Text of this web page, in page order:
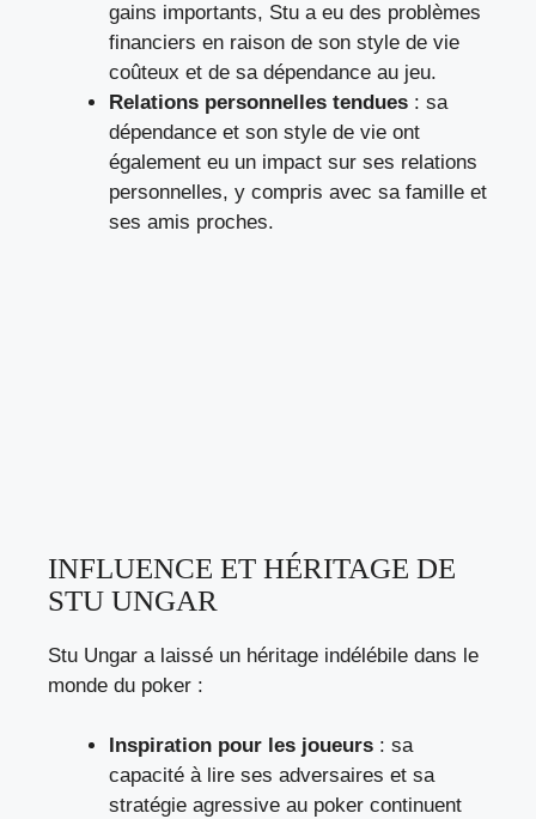
gains importants, Stu a eu des problèmes
financiers en raison de son style de vie
coûteux et de sa dépendance au jeu.
Relations personnelles tendues : sa
dépendance et son style de vie ont
également eu un impact sur ses relations
personnelles, y compris avec sa famille et
ses amis proches.
INFLUENCE ET HÉRITAGE DE
STU UNGAR
Stu Ungar a laissé un héritage indélébile dans le
monde du poker :
Inspiration pour les joueurs : sa
capacité à lire ses adversaires et sa
stratégie agressive au poker continuent